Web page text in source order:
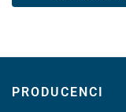
PRODUCENCI